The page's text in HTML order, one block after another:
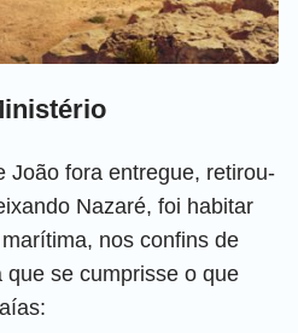
João fora entregue, retirou-
Nazaré, foi habitar
nos confins de
se cumprisse o que